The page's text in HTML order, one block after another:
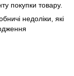
покупки товару.
недоліки, які